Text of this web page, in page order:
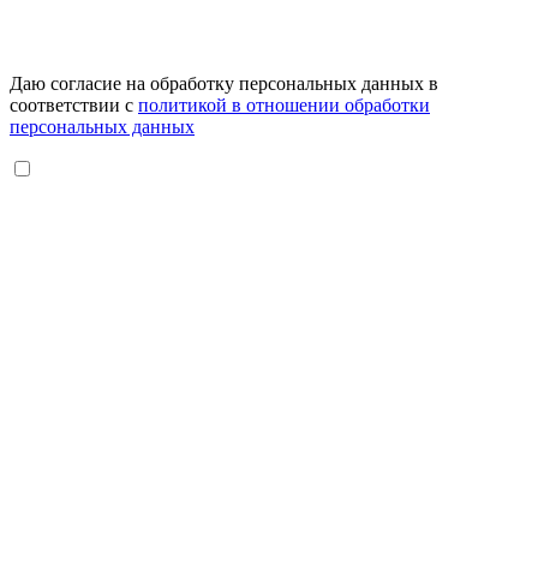
Даю согласие на обработку персональных данных в
соответствии с политикой в отношении обработки
персональных данных